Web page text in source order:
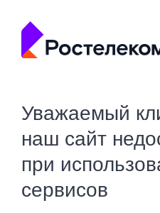
Уважаемый
наш сайт
при
сервисов